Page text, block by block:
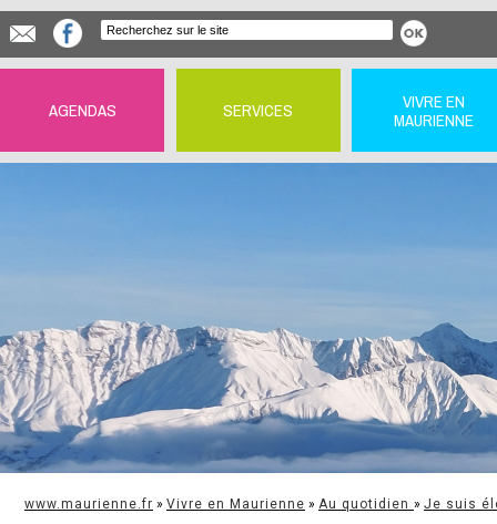
AGENDAS SERVICES
VIVRE EN
MAURIENNE
www.maurienne.fr » Vivre en Maurienne » Au quotidien » Je suis